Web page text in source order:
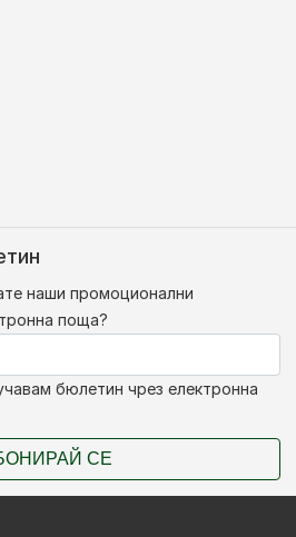
наши промоционални
поща?
бюлетин чрез електронна
СЕ